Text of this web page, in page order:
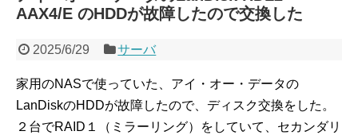
AAX4/E のHDDが故障したので交換した
2025/6/29 サーバ
家用のNASで使っていた、アイ・オー・データの
LanDiskのHDDが故障したので、ディスク交換をした。
２台でRAID１（ミラーリング）をしていて、セカンダリ